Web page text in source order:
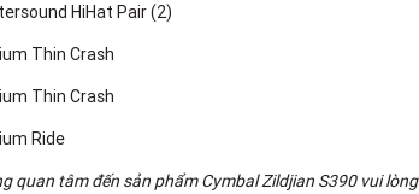
HiHat Pair (2)
Thin Crash
Thin Crash
Ride
quan tâm đến sản phẩm Cymbal Zildjian S390 vui